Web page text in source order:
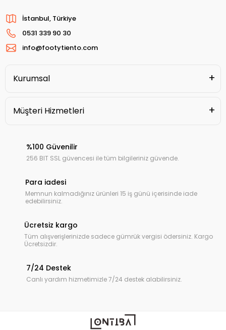
İstanbul, Türkiye
0531 339 90 30
info@footytiento.com
Kurumsal
Müşteri Hizmetleri
%100 Güvenilir
256 BIT SSL güvencesi ile tüm bilgileriniz güvende.
Para iadesi
Memnun kalmadığınız ürünleri 15 iş günü içerisinde iade
edebilirsiniz.
Ücretsiz kargo
Tüm alışverişlerinizde sadece gümrük vergisi ödersiniz. Kargo
Ücretsizdir.
7/24 Destek
Canlı yardım hizmetimizle 7/24 destek alabilirsiniz.